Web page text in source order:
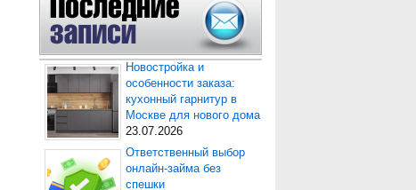
Новостройка и
особенности заказа:
кухонный гарнитур в
Москве для нового дома
23.07.2026
Ответственный выбор
онлайн-займа без
спешки